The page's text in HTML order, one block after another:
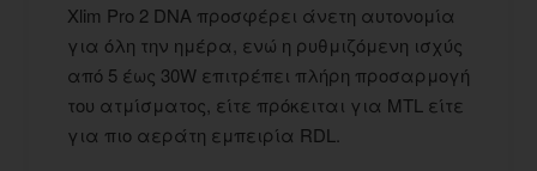
Xlim Pro 2 DNA προσφέρει άνετη αυτονομία
για όλη την ημέρα, ενώ η ρυθμιζόμενη ισχύς
από 5 έως 30W επιτρέπει πλήρη προσαρμογή
του ατμίσματος, είτε πρόκειται για MTL είτε
για πιο αεράτη εμπειρία RDL.